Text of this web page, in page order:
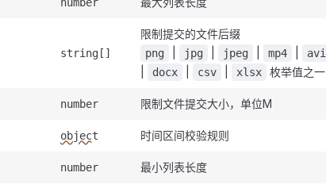
string[]
限制提交的文件后缀
png jpg jpeg mp4 avi
docx csv xlsx 枚举值之一
number 限制文件提交大小，单位M
object 时间区间校验规则
number 最小列表长度